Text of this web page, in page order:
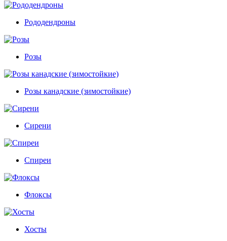
Рододендроны
Розы
Розы канадские (зимостойкие)
Сирени
Спиреи
Флоксы
Хосты